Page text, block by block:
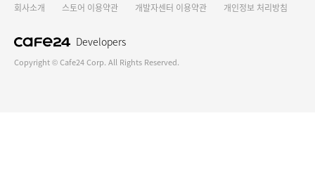
Developers
회사소개 스토어 이용약관 개발자센터 이용약관 개인정보 처리방침
Copyright © Cafe24 Corp. All Rights Reserved.